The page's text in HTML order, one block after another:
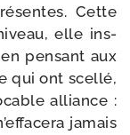
Cette
elle ins­
pen­sant aux
qui ont scel­lé,
alliance :
jamais